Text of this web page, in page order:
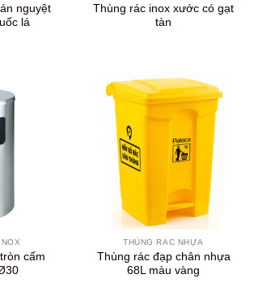
nguyệt
lá
Thùng rác inox xước có gạt
tàn
cấm
THÙNG RÁC NHỰA
Thùng rác đạp chân nhựa
68L màu vàng